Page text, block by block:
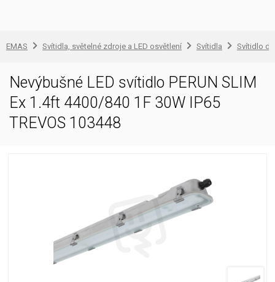
EMAS Svítidla, světelné zdroje a LED osvětlení Svítidla Svítidlo
Nevýbušné LED svítidlo PERUN SLIM
Ex 1.4ft 4400/840 1F 30W IP65
TREVOS 103448